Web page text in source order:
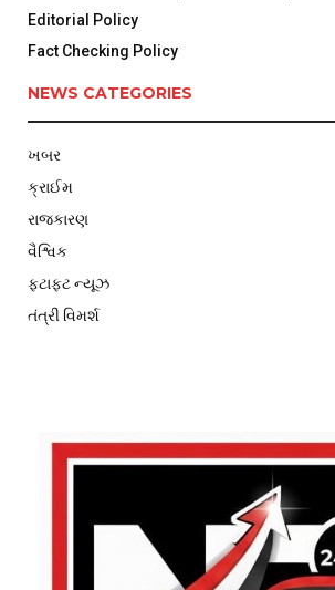
Editorial Policy
Fact Checking Policy
NEWS CATEGORIES
ખબર
ક્રાઈમ
રાજકારણ
વૈશ્વિક
ફટાફટ ન્યૂઝ
તંત્રી વિમર્શ